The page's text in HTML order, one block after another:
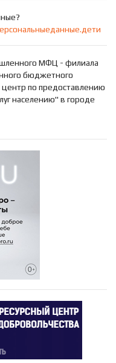
МФЦ - филиала
бюджетного
по предоставлению
населению" в городе